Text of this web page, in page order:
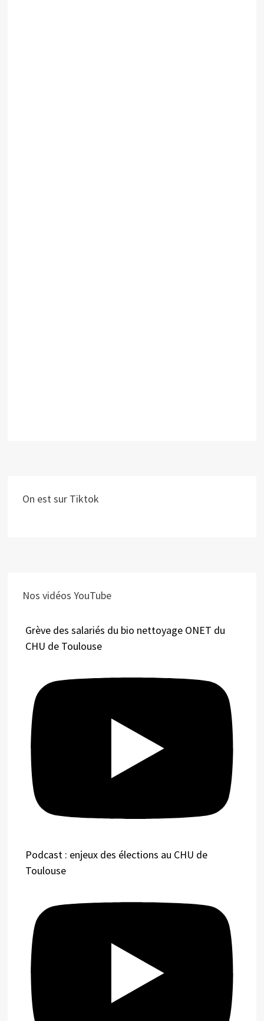
On est sur Tiktok
Nos vidéos YouTube
Grève des salariés du bio nettoyage ONET du
CHU de Toulouse
Podcast : enjeux des élections au CHU de
Toulouse